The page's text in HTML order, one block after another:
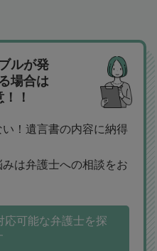
ルが発
場合は
！
！遺言書の内容に納得
は弁護士への相談をお
応可能な弁護士を探